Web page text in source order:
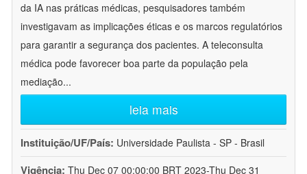
da IA nas práticas médicas, pesquisadores também
investigavam as implicações éticas e os marcos regulatórios
para garantir a segurança dos pacientes. A teleconsulta
médica pode favorecer boa parte da população pela
mediação...
leia mais
Instituição/UF/País: Universidade Paulista - SP - Brasil
Vigência: Thu Dec 07 00:00:00 BRT 2023-Thu Dec 31